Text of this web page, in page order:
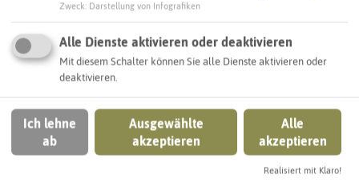
SCHLAGWORTE
So ordnen wir dieses Objekt ein
Sirenenstandorte
IN DER UMGEBUNG
Was Sie sonst noch entdecken können
Zweck Darstellung von Infografiken
Alle Dienste aktivieren oder deaktivieren
Mit diesem Schalter können Sie alle Dienste aktivieren oder
deaktivieren.
Ich lehne
ab
Ausgewählte
akzeptieren
Alle
akzeptieren
Realisiert mit Klaro!